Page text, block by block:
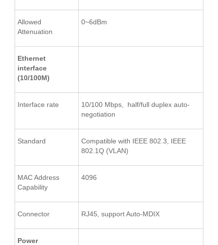
Allowed
Attenuation
0~6dBm
Ethernet
interface
(10/100M)
Interface rate
10/100 Mbps, half/full duplex auto-
negotiation
Standard
Compatible with IEEE 802.3, IEEE
802.1Q (VLAN)
MAC Address
Capability
4096
Connector RJ45, support Auto-MDIX
Power